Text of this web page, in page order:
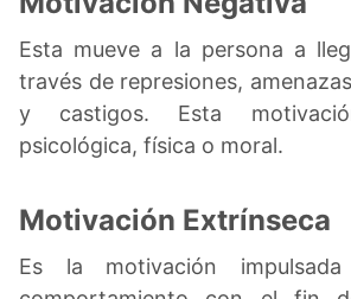
Esta mueve a la persona a
través de represiones,
y castigos. Esta
psicológica, física o moral.
Motivación Extrínseca
Es la motivación